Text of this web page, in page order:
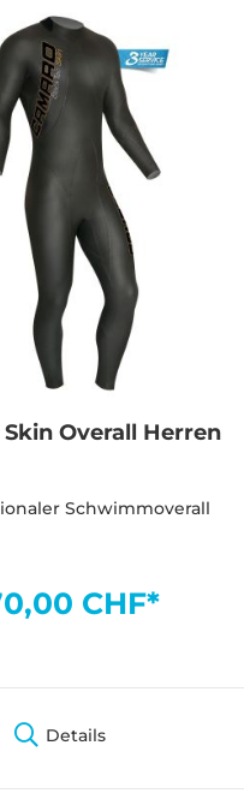
Overall Herren
Schwimmoverall
CHF*
Details